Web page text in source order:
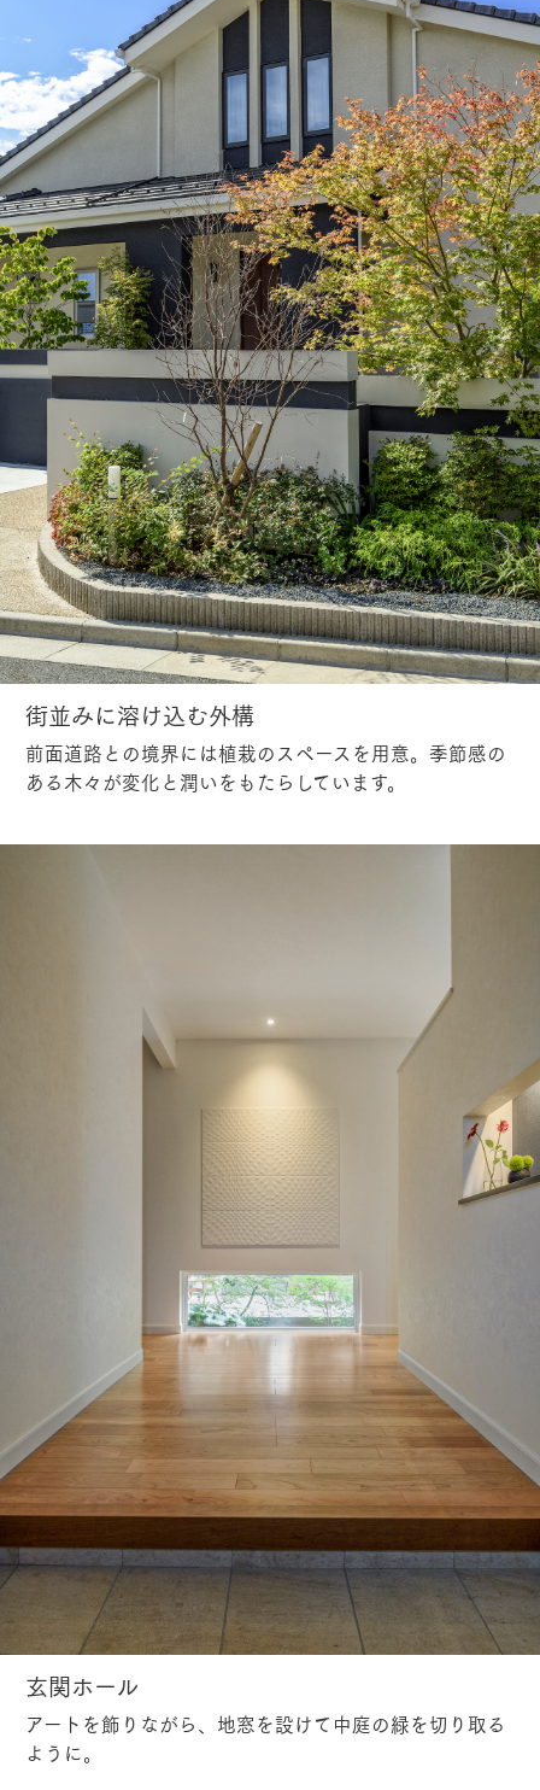
街並みに溶け込む外構
前面道路との境界には植栽のスペースを用意。季節感の
ある木々が変化と潤いをもたらしています。
玄関ホール
アートを飾りながら、地窓を設けて中庭の緑を切り取る
ように。